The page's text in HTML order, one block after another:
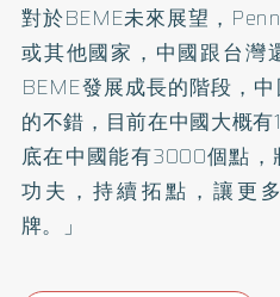
對於BEME未來展望，
或其他國家，中國跟台灣
BEME發展成長的階段，
的不錯，目前在中國大概
底在中國能有3000個點，
功夫，持續拓點，讓更
牌。」